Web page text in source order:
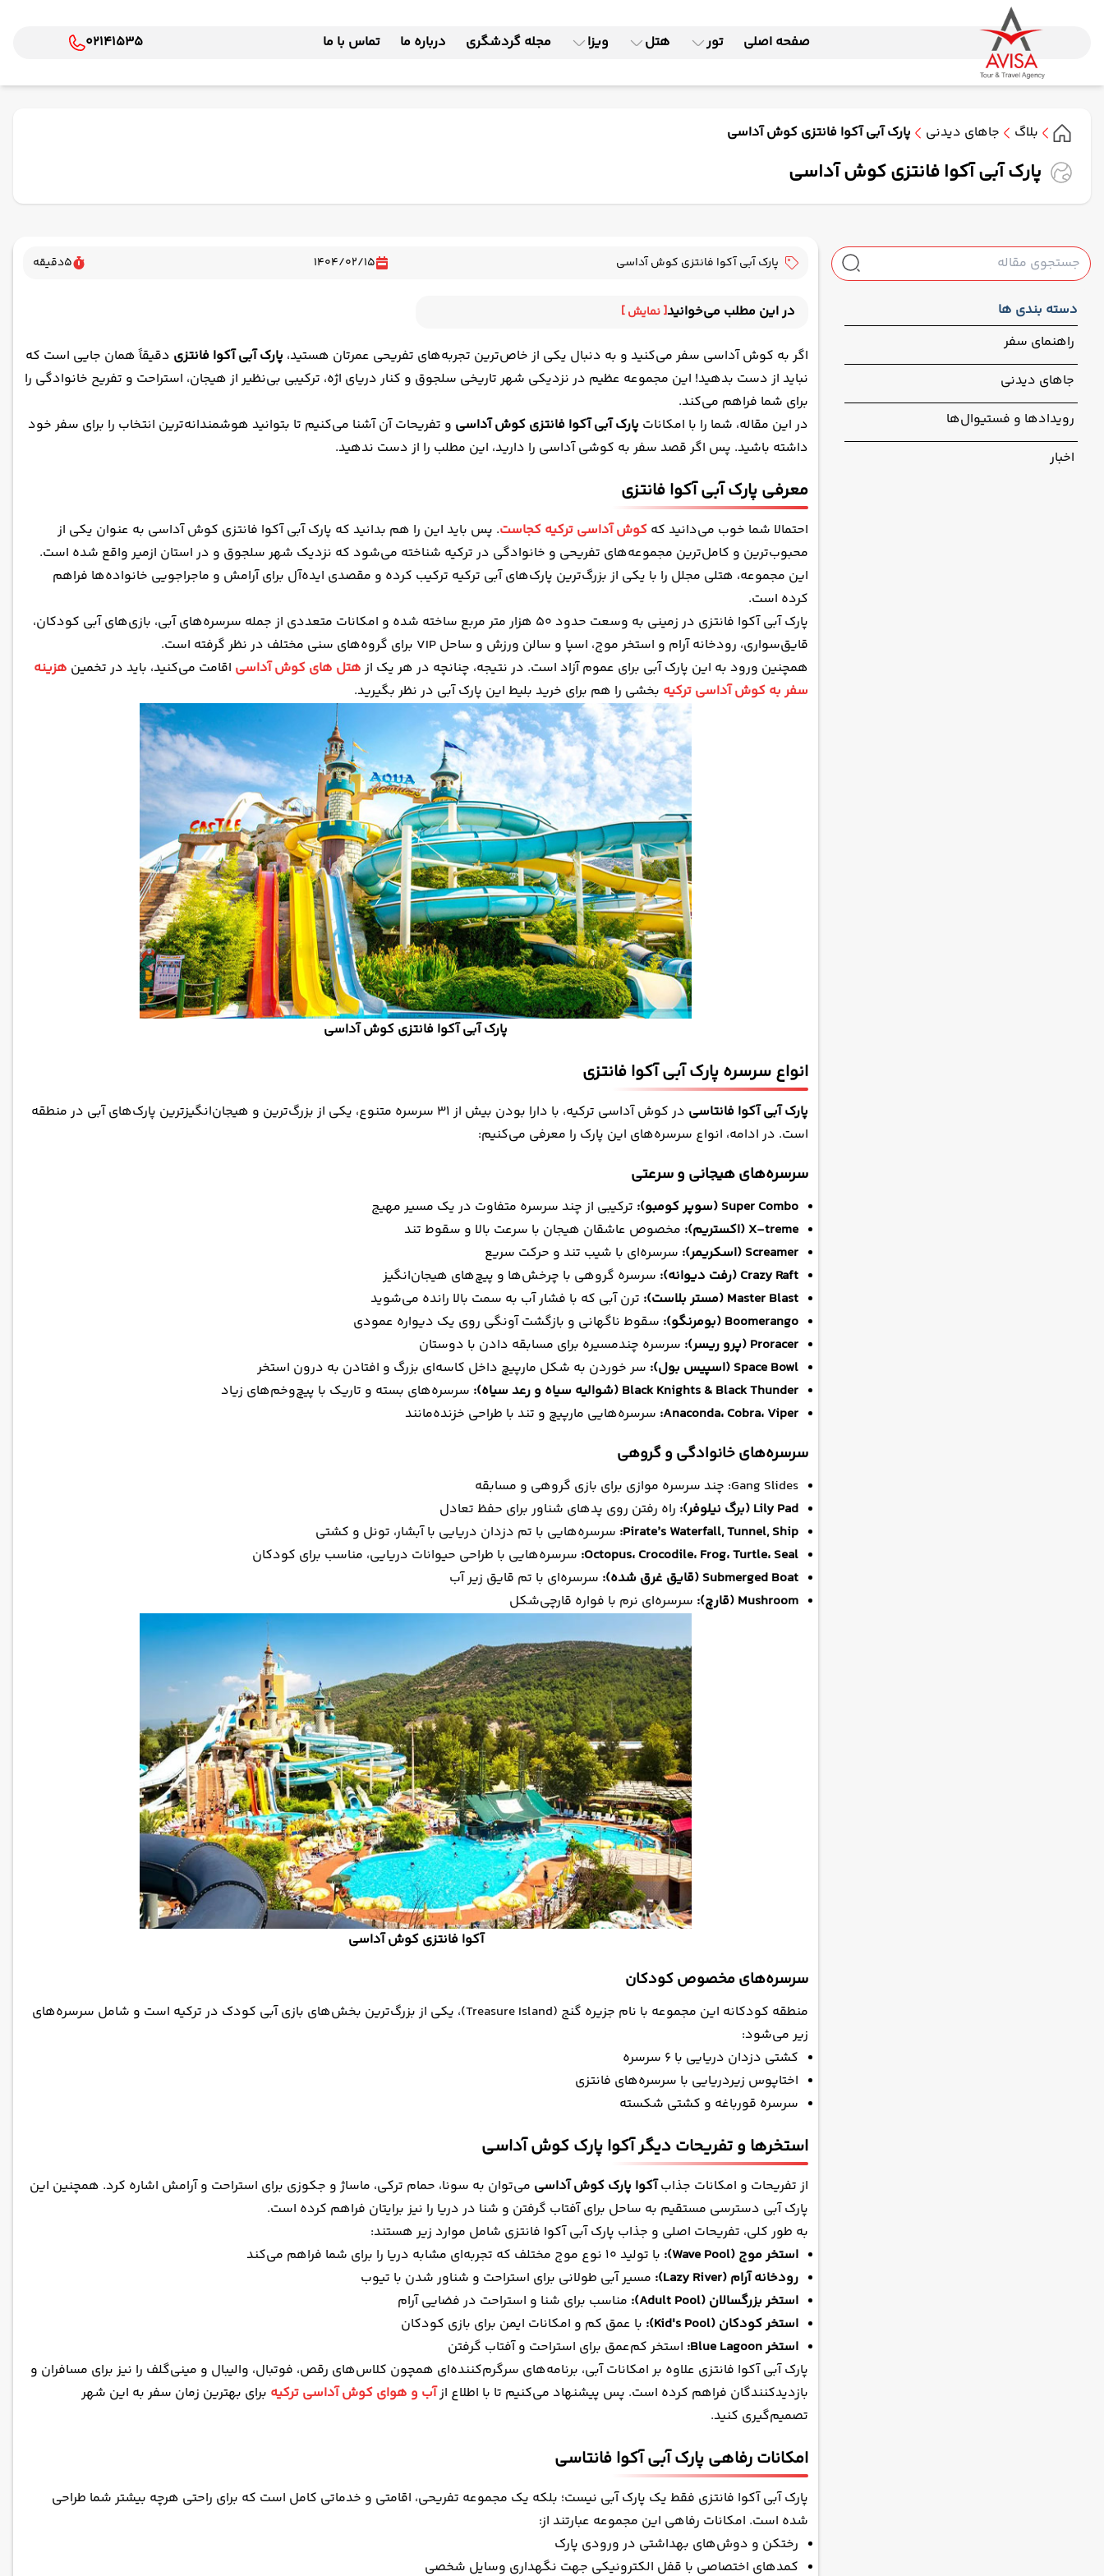
صفحه اصلی تور هتل ویزا مجله گردشگری درباره ما تماس با ما 02141535
بلاگ جاهای دیدنی پارک آبی آکوا فانتزی کوش آداسی
پارک آبی آکوا فانتزی کوش آداسی
دسته بندی ها
راهنمای سفر
جاهای دیدنی
رویدادها و فستیوال‌ها
اخبار
پارک آبی آکوا فانتزی کوش آداسی 1404/02/15
5دقیقه
در این مطلب می‌خوانید[ نمایش ]
انواع سرسره پارک آبی آکوا فانتزی
استخرها و تفریحات دیگر آکوا پارک کوش آداسی
امکانات رفاهی پارک آبی آکوا فانتاسی
قیمت بلیط پارک آبی آکوا فانتزی کوش آداسی + ساعت کاری
نحوه دسترسی به آکوا فانتاسی آکوا پارک
جاهای دیدنی اطراف پارک آبی آکوا فانتزی
تجربه‌ای فراتر از تفریح آبی با اکوا پارک کوش اداسی
اگر به کوش آداسی سفر می‌کنید و به دنبال یکی از خاص‌ترین تجربه‌های تفریحی عمرتان هستید، پارک آبی آکوا فانتزی دقیقاً همان جایی‌ است که
نباید از دست بدهید! این مجموعه عظیم در نزدیکی شهر تاریخی سلجوق و کنار دریای اژه، ترکیبی بی‌نظیر از هیجان، استراحت و تفریح خانوادگی را
برای شما فراهم می‌کند.
در این مقاله، شما را با امکانات پارک آبی آکوا فانتزی کوش آداسی و تفریحات آن آشنا می‌کنیم تا بتوانید هوشمندانه‌ترین انتخاب را برای سفر خود
داشته باشید. پس اگر قصد سفر به کوشی آداسی را دارید، این مطلب را از دست ندهید.
معرفی پارک آبی آکوا فانتزی
احتمالا شما خوب می‌دانید که کوش آداسی ترکیه کجاست. پس باید این را هم بدانید که پارک آبی آکوا فانتزی کوش آداسی به عنوان یکی از
محبوب‌ترین و کامل‌ترین مجموعه‌های تفریحی و خانوادگی در ترکیه شناخته می‌شود که نزدیک شهر سلجوق و در استان ازمیر واقع شده است.
این مجموعه، هتلی مجلل را با یکی از بزرگ‌ترین پارک‌های آبی ترکیه ترکیب کرده و مقصدی ایده‌آل برای آرامش و ماجراجویی خانواده‌ها فراهم
کرده است.
پارک آبی آکوا فانتزی در زمینی به وسعت حدود 50 هزار متر مربع ساخته شده و امکانات متعددی از جمله سرسره‌های آبی، بازی‌های آبی کودکان،
قایق‌سواری، رودخانه آرام و استخر موج، اسپا و سالن ورزش و ساحل VIP برای گروه‌های سنی مختلف در نظر گرفته است.
همچنین ورود به این پارک آبی برای عموم آزاد است. در نتیجه، چنانچه در هر یک ازهتل های کوش آداسی اقامت می‌کنید، باید در تخمین هزینه
سفر به کوش آداسی ترکیه بخشی را هم برای خرید بلیط این پارک آبی در نظر بگیرید.
پارک آبی آکوا فانتزی کوش آداسی
انواع سرسره پارک آبی آکوا فانتزی
پارک آبی آکوا فانتاسی
در کوش آداسی ترکیه، با دارا بودن بیش از 31 سرسره متنوع، یکی از بزرگ‌ترین و هیجان‌انگیزترین پارک‌های آبی در منطقه
است. در ادامه، انواع سرسره‌های این پارک را معرفی می‌کنیم:
سرسره‌های هیجانی و سرعتی
Super Combo (سوپر کومبو):
ترکیبی از چند سرسره متفاوت در یک مسیر مهیج
X-treme (اکستریم):
مخصوص عاشقان هیجان با سرعت بالا و سقوط تند
Screamer (اسکریمر):
سرسره‌ای با شیب تند و حرکت سریع
Crazy Raft (رفت دیوانه):
سرسره‌ گروهی با چرخش‌ها و پیچ‌های هیجان‌انگیز
Master Blast (مستر بلاست):
ترن آبی که با فشار آب به سمت بالا رانده می‌شوید
Boomerango (بومرنگو):
سقوط ناگهانی و بازگشت آونگی روی یک دیواره عمودی
Proracer (پرو ریسر):
سرسره چندمسیره برای مسابقه‌ دادن با دوستان
Space Bowl (اسپیس بول):
سر خوردن به شکل مارپیچ داخل کاسه‌ای بزرگ و افتادن به درون استخر
Black Knights & Black Thunder (شوالیه سیاه و رعد سیاه):
سرسره‌های بسته و تاریک با پیچ‌وخم‌های زیاد
Anaconda، Cobra، Viper: سرسره‌هایی مارپیچ و تند با طراحی خزنده‌مانند
سرسره‌های خانوادگی و گروهی
Gang Slides: چند سرسره موازی برای بازی گروهی و مسابقه
Lily Pad (برگ نیلوفر):
راه رفتن روی پدهای شناور برای حفظ تعادل
Pirate’s Waterfall, Tunnel, Ship: سرسره‌هایی با تم دزدان دریایی با آبشار، تونل و کشتی
Octopus، Crocodile، Frog، Turtle، Seal: سرسره‌هایی با طراحی حیوانات دریایی، مناسب برای کودکان
Submerged Boat (قایق غرق شده):
سرسره‌ای با تم قایق زیر آب
Mushroom (قارچ):
سرسره‌ای نرم با فواره قارچی‌شکل
آکوا فانتزی کوش آداسی
سرسره‌های مخصوص کودکان
منطقه کودکانه این مجموعه با نام جزیره گنج (Treasure Island)، یکی از بزرگ‌ترین بخش‌های بازی آبی کودک در ترکیه است و شامل سرسره‌های
زیر می‌شود:
کشتی دزدان دریایی با 6 سرسره
اختاپوس زیردریایی با سرسره‌های فانتزی
سرسره قورباغه و کشتی شکسته
استخرها و تفریحات دیگر آکوا پارک کوش آداسی
از تفریحات و امکانات جذابآکوا پارک کوش آداسی می‌توان به سونا، حمام ترکی، ماساژ و جکوزی برای استراحت و آرامش اشاره کرد. همچنین این
پارک آبی دسترسی مستقیم به ساحل برای آفتاب گرفتن و شنا در دریا را نیز برایتان فراهم کرده است.
به طور کلی، تفریحات اصلی و جذاب پارک آبی آکوا فانتزی شامل موارد زیر هستند:
استخر موج (Wave Pool):
با تولید 10 نوع موج مختلف که تجربه‌ای مشابه دریا را برای شما فراهم می‌کند
رودخانه آرام (Lazy River):
مسیر آبی طولانی برای استراحت و شناور شدن با تیوب
استخر بزرگسالان (Adult Pool):
مناسب برای شنا و استراحت در فضایی آرام
استخر کودکان (Kid's Pool):
با عمق کم و امکانات ایمن برای بازی کودکان
استخر Blue Lagoon:
استخر کم‌عمق برای استراحت و آفتاب گرفتن
پارک آبی آکوا فانتزی علاوه بر امکانات آبی، برنامه‌های سرگرم‌کننده‌ای همچون کلاس‌های رقص، فوتبال، والیبال و مینی‌گلف را نیز برای مسافران و
بازدیدکنندگان فراهم کرده است. پس پیشنهاد می‌کنیم تا با اطلاع ازآب و هوای کوش آداسی ترکیه برای بهترین زمان سفر به این شهر
تصمیم‌گیری کنید.
امکانات رفاهی پارک آبی آکوا فانتاسی
پارک آبی آکوا فانتزی فقط یک پارک آبی نیست؛ بلکه یک مجموعه تفریحی، اقامتی و خدماتی کامل است که برای راحتی هرچه بیشتر شما طراحی
شده است. امکانات رفاهی این مجموعه عبارتند از:
رختکن و دوش‌های بهداشتی در ورودی پارک
کمدهای اختصاصی با قفل الکترونیکی جهت نگهداری وسایل شخصی